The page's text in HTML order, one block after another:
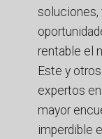
soluciones,
rentable el
Este y
expertos
mayor
imperdible